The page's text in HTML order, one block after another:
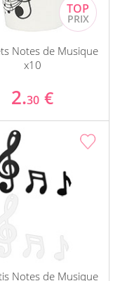
Notes de Musique
x10
2.30 €
Notes de Musique